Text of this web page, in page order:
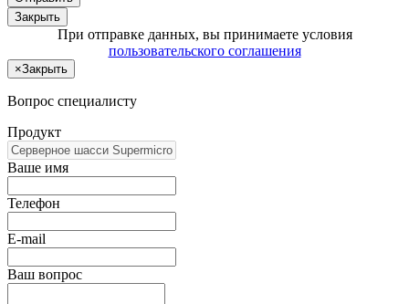
Закрыть
При отправке данных, вы принимаете условия
пользовательского соглашения
×Закрыть
Вопрос специалисту
Продукт
Ваше имя
Телефон
E-mail
Ваш вопрос